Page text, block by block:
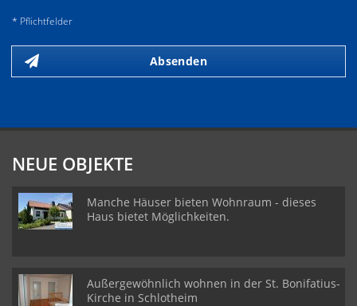
* Pflichtfelder
Absenden
NEUE OBJEKTE
Manche Häuser bieten Wohnraum - dieses
Haus bietet Möglichkeiten.
Außergewöhnlich wohnen in der St. Bonifatius-
Kirche in Schlotheim